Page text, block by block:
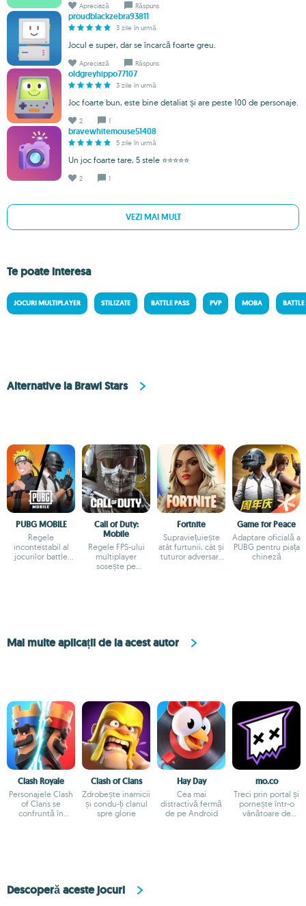
Apreciază Răspuns
proudblackzebra93811
3 zile în urmă
Jocul e super, dar se încarcă foarte greu.
Apreciază Răspuns
oldgreyhippo77107
3 zile în urmă
Joc foarte bun, este bine detaliat și are peste 100 de personaje.
2 1
bravewhitemouse51408
5 zile în urmă
Un joc foarte tare, 5 stele ⭐⭐⭐⭐⭐
2 1
VEZI MAI MULT
Te poate interesa
JOCURI MULTIPLAYER STILIZATE BATTLE PASS PVP MOBA
Alternative la Brawl Stars
PUBG MOBILE
Regele
incontestabil al
jocurilor battle
Call of Duty:
Mobile
Regele FPS-ului
multiplayer
sosește pe
Fortnite
Supraviețuiește
atât furtunii, cât și
tuturor adversarii
Game for Peace
Adaptare oficială a
PUBG pentru piața
chineză
Mai multe aplicații de la acest autor
Clash Royale
Personajele Clash
of Clans se
confruntă în
Clash of Clans
Zdrobește inamicii
și condu-ți clanul
spre glorie
Hay Day
Cea mai
distractivă fermă
de pe Android
mo.co
Treci prin portal și
pornește într-o
vânătoare de
Descoperă aceste jocuri